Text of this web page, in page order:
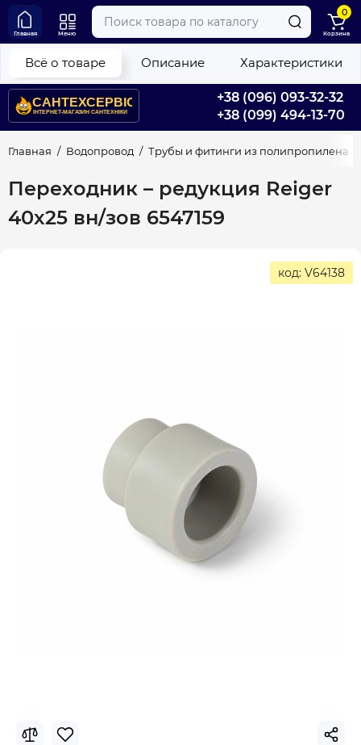
+38 (096) 093-32-32
+38 (099) 494-13-70
Главная Меню
0
Корзина
Главная Водопровод Трубы и фитинги из полипропилена
Переходник – редукция Reiger
40х25 вн/зов 6547159
Всё о товаре Описание Характеристики
код: V64138